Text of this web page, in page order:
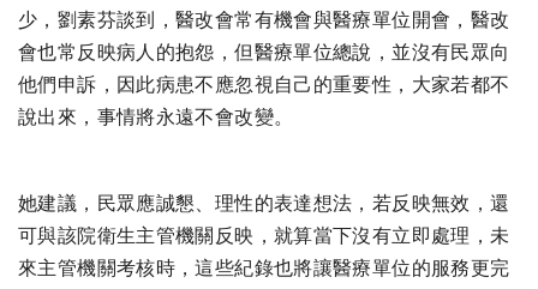
少，劉素芬談到，醫改會常有機會與醫療單位開會，醫改
會也常反映病人的抱怨，但醫療單位總說，並沒有民眾向
他們申訴，因此病患不應忽視自己的重要性，大家若都不
說出來，事情將永遠不會改變。
她建議，民眾應誠懇、理性的表達想法，若反映無效，還
可與該院衛生主管機關反映，就算當下沒有立即處理，未
來主管機關考核時，這些紀錄也將讓醫療單位的服務更完